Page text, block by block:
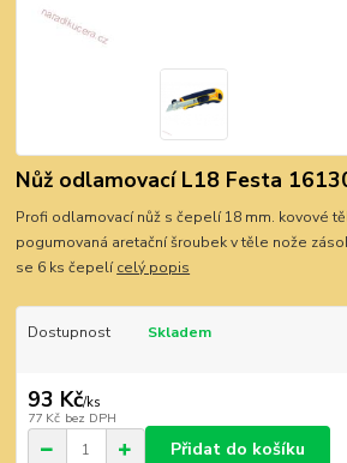
Nůž odlamovací L18 Festa
Profi odlamovací nůž s čepelí 18 mm. kovové
pogumovaná aretační šroubek v těle nože
se 6 ks čepelícelý popis
Dostupnost Skladem
93 Kč/ks
77 Kč bez DPH
Přidat do košíku